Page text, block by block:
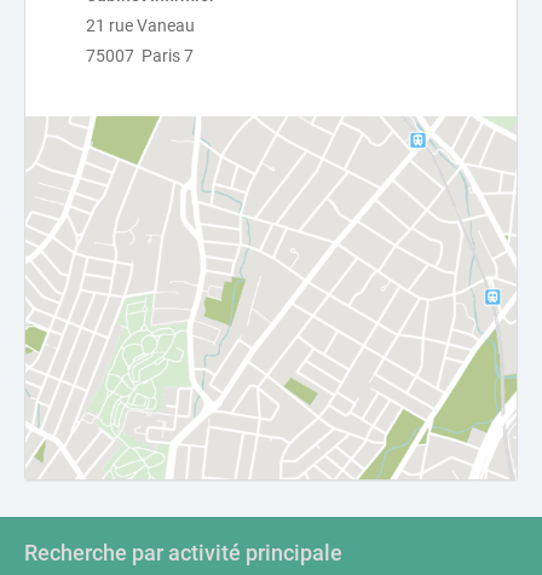
21 rue Vaneau
75007 Paris 7
Recherche par activité principale